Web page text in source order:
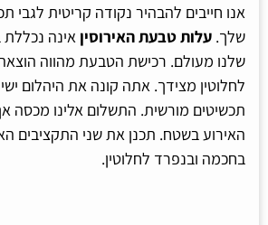
אנו חייבים להבהיר נקודה קריטית לגבי
שלך. עלות טבעת האירוסין אינה
שלנו מעולם. רכישת הטבעת מהווה
לחלוטין מצידך. אתה קונה את היהלום
תכשיטים מורשית. התשלום אלינו מכסה
האירוע בשטח. תכנן את שני התקציבים
בחכמה ובנפרד לחלוטין.